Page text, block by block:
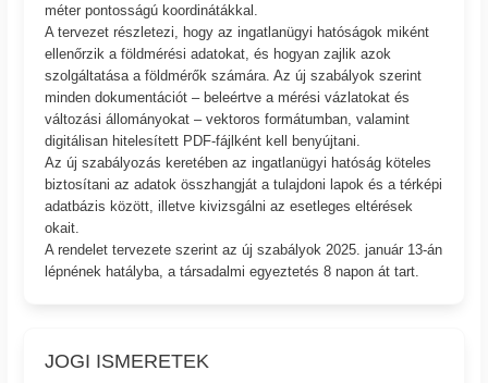
méter pontosságú koordinátákkal.
A tervezet részletezi, hogy az ingatlanügyi hatóságok miként
ellenőrzik a földmérési adatokat, és hogyan zajlik azok
szolgáltatása a földmérők számára. Az új szabályok szerint
minden dokumentációt – beleértve a mérési vázlatokat és
változási állományokat – vektoros formátumban, valamint
digitálisan hitelesített PDF-fájlként kell benyújtani.
Az új szabályozás keretében az ingatlanügyi hatóság köteles
biztosítani az adatok összhangját a tulajdoni lapok és a térképi
adatbázis között, illetve kivizsgálni az esetleges eltérések
okait.
A rendelet tervezete szerint az új szabályok 2025. január 13-án
lépnének hatályba, a társadalmi egyeztetés 8 napon át tart.
JOGI ISMERETEK